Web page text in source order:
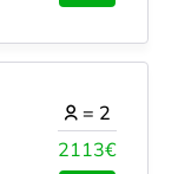
2113€
= 2